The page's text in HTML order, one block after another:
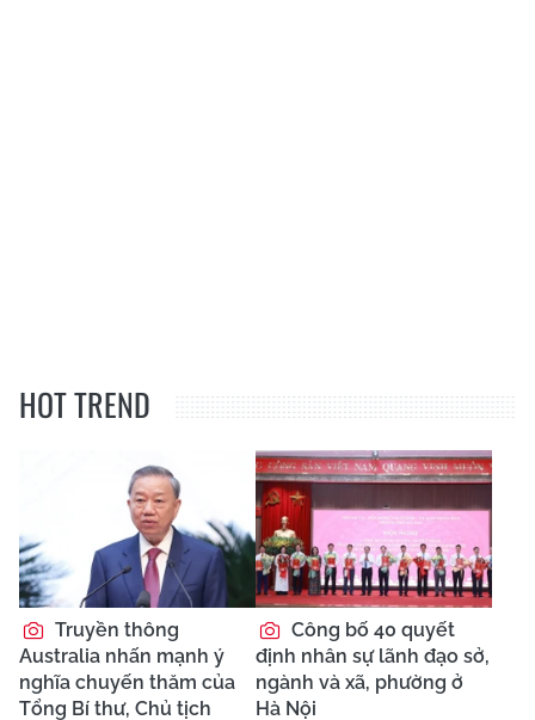
HOT TREND
Truyền thông
Australia nhấn mạnh ý
nghĩa chuyến thăm của
Tổng Bí thư, Chủ tịch
Công bố 40 quyết
định nhân sự lãnh đạo sở,
ngành và xã, phường ở
Hà Nội